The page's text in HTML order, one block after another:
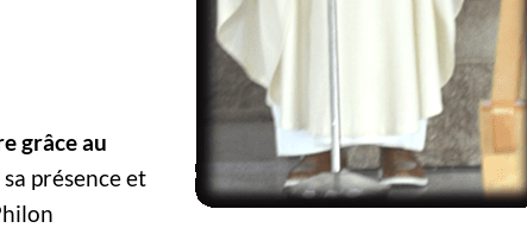
grâce au
présence et